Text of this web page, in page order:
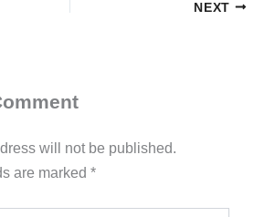
NEXT
will not be published.
are marked *